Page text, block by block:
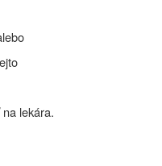
lekára.